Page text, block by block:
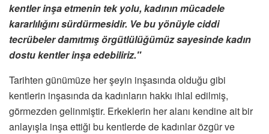
kentler inşa etmenin tek yolu, kadının mücadele
kararlılığını sürdürmesidir. Ve bu yönüyle ciddi
tecrübeler damıtmış örgütlülüğümüz sayesinde kadın
dostu kentler inşa edebiliriz."
Tarihten günümüze her şeyin inşasında olduğu gibi
kentlerin inşasında da kadınların hakkı ihlal edilmiş,
görmezden gelinmiştir. Erkeklerin her alanı kendine ait bir
anlayışla inşa ettiği bu kentlerde de kadınlar özgür ve